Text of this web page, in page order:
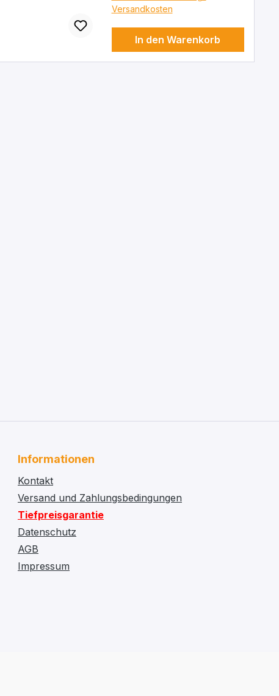
Versandkosten
In den Warenkorb
Informationen
Kontakt
Versand und Zahlungsbedingungen
Tiefpreisgarantie
Datenschutz
AGB
Impressum